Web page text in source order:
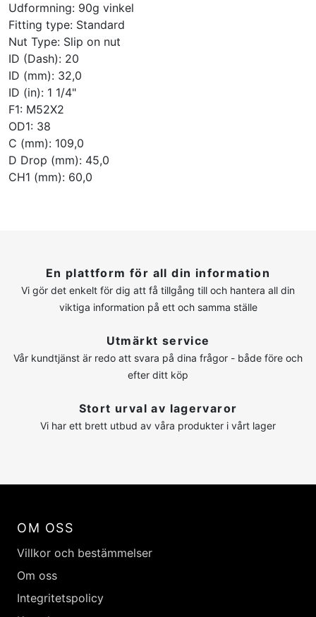
Udformning: 90g vinkel
Fitting type: Standard
Nut Type: Slip on nut
ID (Dash): 20
ID (mm): 32,0
ID (in): 1 1/4"
F1: M52X2
OD1: 38
C (mm): 109,0
D Drop (mm): 45,0
CH1 (mm): 60,0
En plattform för all din information
Vi gör det enkelt för dig att få tillgång till och hantera all din
viktiga information på ett och samma ställe
Utmärkt service
Vår kundtjänst är redo att svara på dina frågor - både före och
efter ditt köp
Stort urval av lagervaror
Vi har ett brett utbud av våra produkter i vårt lager
OM OSS
Villkor och bestämmelser
Om oss
Integritetspolicy